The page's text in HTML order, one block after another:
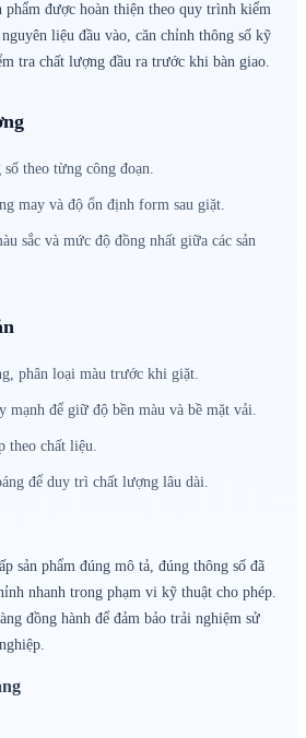
phẩm được hoàn thiện theo quy trình kiểm
liệu đầu vào, căn chỉnh thông số kỹ
tra chất lượng đầu ra trước khi bàn giao.
theo từng công đoạn.
may và độ ổn định form sau giặt.
sắc và mức độ đồng nhất giữa các sản
phân loại màu trước khi giặt.
mạnh để giữ độ bền màu và bề mặt vải.
theo chất liệu.
để duy trì chất lượng lâu dài.
sản phẩm đúng mô tả, đúng thông số đã
nhanh trong phạm vi kỹ thuật cho phép.
đồng hành để đảm bảo trải nghiệm sử